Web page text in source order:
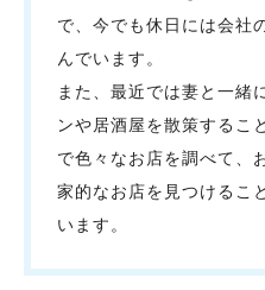
で、今でも休日には会社
んでいます。
また、最近では妻と一緒
ンや居酒屋を散策するこ
で色々なお店を調べて、
家的なお店を見つけるこ
います。